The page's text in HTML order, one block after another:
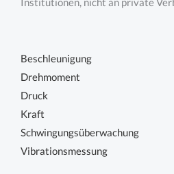
Beschleunigung
Drehmoment
Druck
Kraft
Schwingungsüberwachung
Vibrationsmessung